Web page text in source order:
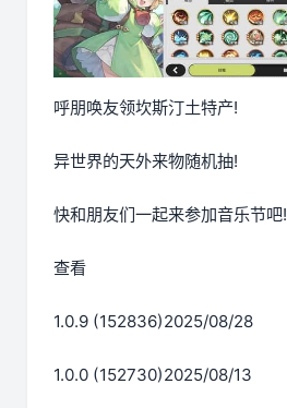
呼朋唤友领坎斯汀土特产!
异世界的天外来物随机抽!
快和朋友们一起来参加音乐节吧!
查看
1.0.9 (152836)2025/08/28
1.0.0 (152730)2025/08/13